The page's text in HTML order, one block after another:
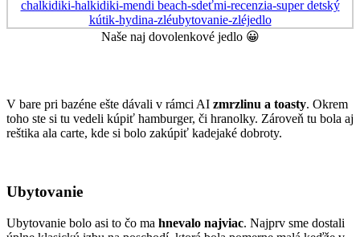
Naše naj dovolenkové jedlo 😀
V bare pri bazéne ešte dávali v rámci AI zmrzlinu a toasty. Okrem
toho ste si tu vedeli kúpiť hamburger, či hranolky. Zároveň tu bola aj
reštika ala carte, kde si bolo zakúpiť kadejaké dobroty.
Ubytovanie
Ubytovanie bolo asi to čo ma hnevalo najviac. Najprv sme dostali